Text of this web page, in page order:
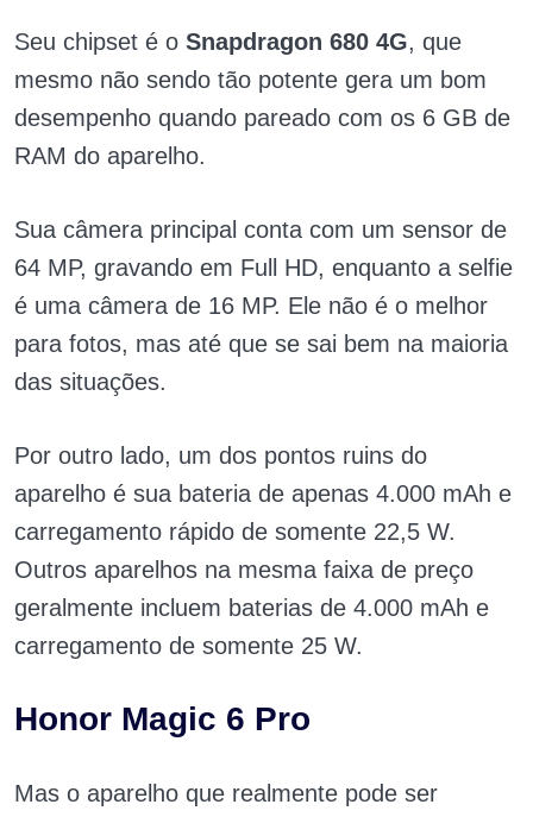
Seu chipset é o Snapdragon 680 4G, que
mesmo não sendo tão potente gera um bom
desempenho quando pareado com os 6 GB de
RAM do aparelho.
Sua câmera principal conta com um sensor de
64 MP, gravando em Full HD, enquanto a selfie
é uma câmera de 16 MP. Ele não é o melhor
para fotos, mas até que se sai bem na maioria
das situações.
Por outro lado, um dos pontos ruins do
aparelho é sua bateria de apenas 4.000 mAh e
carregamento rápido de somente 22,5 W.
Outros aparelhos na mesma faixa de preço
geralmente incluem baterias de 4.000 mAh e
carregamento de somente 25 W.
Honor Magic 6 Pro
Mas o aparelho que realmente pode ser